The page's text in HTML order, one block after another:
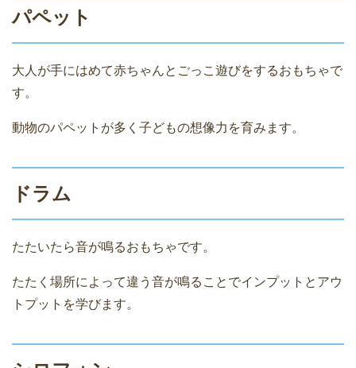
パペット
大人が手にはめて赤ちゃんとごっこ遊びをするおもちゃで
す。
動物のパペットが多く子どもの想像力を育みます。
ドラム
たたいたら音が鳴るおもちゃです。
たたく場所によって違う音が鳴ることでインプットとアウ
トプットを学びます。